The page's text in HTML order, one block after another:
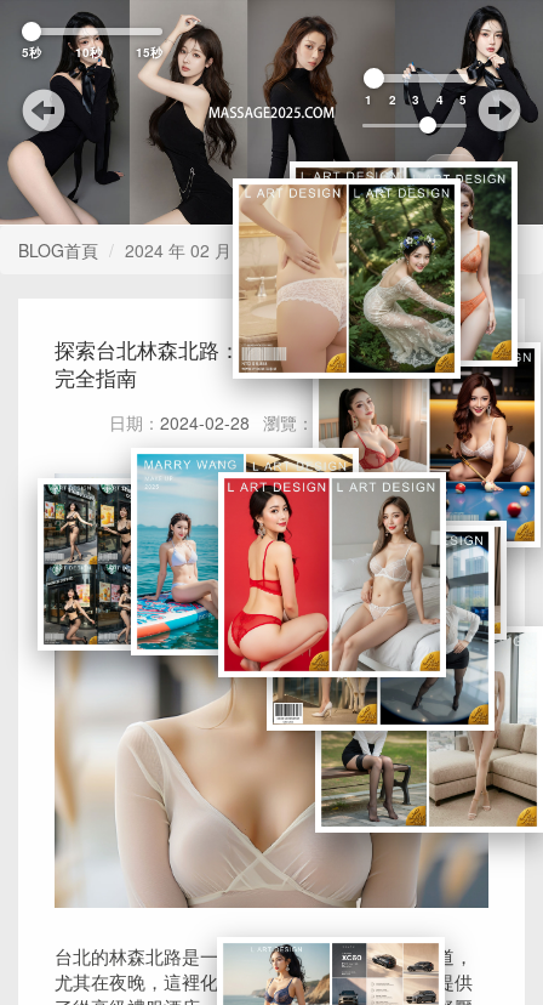
Previous
1 2 3 4 5
5秒 10秒 15秒
BLOG首頁 2024 年 02 月
探索台北林森北路：2024年最佳按摩舒壓會館
完全指南
日期： 2024-02-28 瀏覽： 199 評論：0
台北的林森北路是一條充滿活力與多元文化的街道，
尤其在夜晚，這裡化身為一個繁華的娛樂天地，提供